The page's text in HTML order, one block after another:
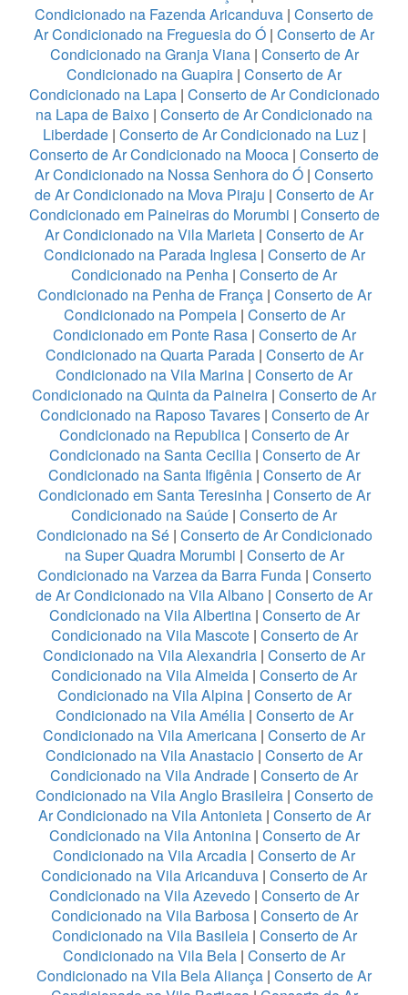
Condicionado na Fazenda Aricanduva | Conserto de
Ar Condicionado na Freguesia do Ó | Conserto de Ar
Condicionado na Granja Viana| Conserto de Ar
Condicionado na Guapira | Conserto de Ar
Condicionado na Lapa| Conserto de Ar Condicionado
na Lapa de Baixo | Conserto de Ar Condicionado na
Liberdade | Conserto de Ar Condicionado na Luz|
Conserto de Ar Condicionado na Mooca | Conserto de
Ar Condicionado na Nossa Senhora do Ó | Conserto
de Ar Condicionado na Mova Piraju | Conserto de Ar
Condicionado em Paineiras do Morumbi | Conserto de
Ar Condicionado na Vila Marieta | Conserto de Ar
Condicionado na Parada Inglesa | Conserto de Ar
Condicionado na Penha | Conserto de Ar
Condicionado na Penha de França | Conserto de Ar
Condicionado na Pompeia| Conserto de Ar
Condicionado em Ponte Rasa| Conserto de Ar
Condicionado na Quarta Parada| Conserto de Ar
Condicionado na Vila Marina | Conserto de Ar
Condicionado na Quinta da Paineira | Conserto de Ar
Condicionado na Raposo Tavares| Conserto de Ar
Condicionado na Republica | Conserto de Ar
Condicionado na Santa Cecilia| Conserto de Ar
Condicionado na Santa Ifigênia | Conserto de Ar
Condicionado em Santa Teresinha| Conserto de Ar
Condicionado na Saúde | Conserto de Ar
Condicionado na Sé| Conserto de Ar Condicionado
na Super Quadra Morumbi | Conserto de Ar
Condicionado na Varzea da Barra Funda| Conserto
de Ar Condicionado na Vila Albano | Conserto de Ar
Condicionado na Vila Albertina| Conserto de Ar
Condicionado na Vila Mascote| Conserto de Ar
Condicionado na Vila Alexandria | Conserto de Ar
Condicionado na Vila Almeida | Conserto de Ar
Condicionado na Vila Alpina | Conserto de Ar
Condicionado na Vila Amélia | Conserto de Ar
Condicionado na Vila Americana | Conserto de Ar
Condicionado na Vila Anastacio | Conserto de Ar
Condicionado na Vila Andrade | Conserto de Ar
Condicionado na Vila Anglo Brasileira| Conserto de
Ar Condicionado na Vila Antonieta| Conserto de Ar
Condicionado na Vila Antonina| Conserto de Ar
Condicionado na Vila Arcadia | Conserto de Ar
Condicionado na Vila Aricanduva | Conserto de Ar
Condicionado na Vila Azevedo | Conserto de Ar
Condicionado na Vila Barbosa| Conserto de Ar
Condicionado na Vila Basileia| Conserto de Ar
Condicionado na Vila Bela | Conserto de Ar
Condicionado na Vila Bela Aliança | Conserto de Ar